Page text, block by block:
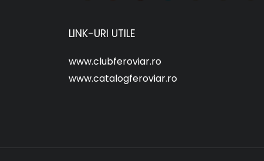
LINK-URI UTILE
www.clubferoviar.ro
www.catalogferoviar.ro